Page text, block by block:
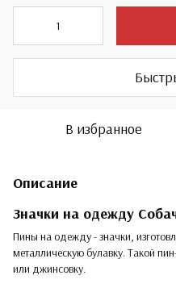
В избранное
Описание
Значки на одежду
Пины на одежду - значки,
металлическую булавку. Такой
или джинсовку.